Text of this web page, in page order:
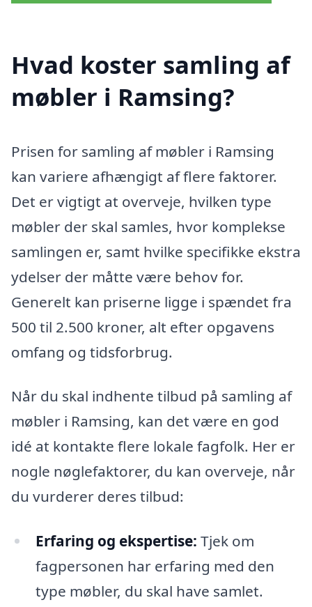
Hvad koster samling af
møbler i Ramsing?
Prisen for samling af møbler i Ramsing
kan variere afhængigt af flere faktorer.
Det er vigtigt at overveje, hvilken type
møbler der skal samles, hvor komplekse
samlingen er, samt hvilke specifikke ekstra
ydelser der måtte være behov for.
Generelt kan priserne ligge i spændet fra
500 til 2.500 kroner, alt efter opgavens
omfang og tidsforbrug.
Når du skal indhente tilbud på samling af
møbler i Ramsing, kan det være en god
idé at kontakte flere lokale fagfolk. Her er
nogle nøglefaktorer, du kan overveje, når
du vurderer deres tilbud:
Erfaring og ekspertise: Tjek om
fagpersonen har erfaring med den
type møbler, du skal have samlet.